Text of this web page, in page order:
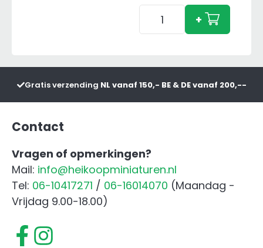
Bruder
Laadbakje
+
Gratis verzending NL vanaf 150,- BE & DE vanaf 200,--
Contact
Vragen of opmerkingen?
Mail: info@heikoopminiaturen.nl
Tel: 06-10417271 / 06-16014070 (Maandag -
Vrijdag 9.00-18.00)